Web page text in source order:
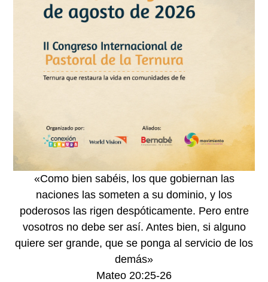
«Como bien sabéis, los que gobiernan las
naciones las someten a su dominio, y los
poderosos las rigen despóticamente. Pero entre
vosotros no debe ser así. Antes bien, si alguno
quiere ser grande, que se ponga al servicio de los
demás»
Mateo 20:25-26